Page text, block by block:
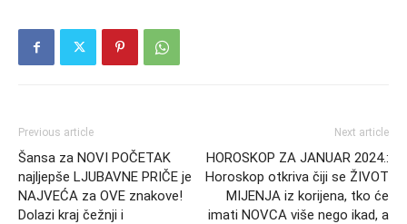
Previous article
Šansa za NOVI POČETAK
najljepše LJUBAVNE PRIČE je
NAJVEĆA za OVE znakove!
Dolazi kraj čežnji i
Next article
HOROSKOP ZA JANUAR 2024.:
Horoskop otkriva čiji se ŽIVOT
MIJENJA iz korijena, tko će
imati NOVCA više nego ikad, a